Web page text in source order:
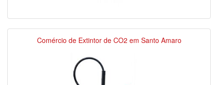
Comércio de Extintor de CO2 em Santo Amaro